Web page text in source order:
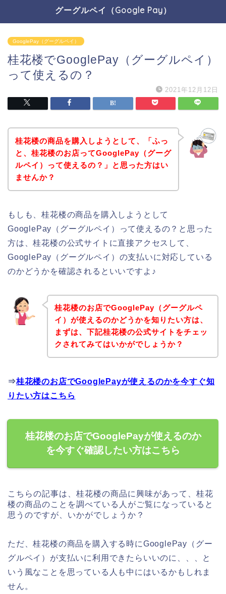
グーグルペイ（Google Pay）
GooglePay（グーグルペイ）
桂花楼でGooglePay（グーグルペイ）
って使えるの？
2021年12月12日
桂花楼の商品を購入しようとして、「ふっ
と、桂花楼のお店ってGooglePay（グーグ
ルペイ）って使えるの？」と思った方はい
ませんか？
もしも、桂花楼の商品を購入しようとして
GooglePay（グーグルペイ）って使えるの？と思った
方は、桂花楼の公式サイトに直接アクセスして、
GooglePay（グーグルペイ）の支払いに対応している
のかどうかを確認されるといいですよ♪
桂花楼のお店でGooglePay（グーグルペ
イ）が使えるのかどうかを知りたい方は、
まずは、下記桂花楼の公式サイトをチェッ
クされてみてはいかがでしょうか？
⇒桂花楼のお店でGooglePayが使えるのかを今すぐ知
りたい方はこちら
桂花楼のお店でGooglePayが使えるのか
を今すぐ確認したい方はこちら
こちらの記事は、桂花楼の商品に興味があって、桂花
楼の商品のことを調べている人がご覧になっていると
思うのですが、いかがでしょうか？
ただ、桂花楼の商品を購入する時にGooglePay（グー
グルペイ）が支払いに利用できたらいいのに、、、と
いう風なことを思っている人も中にはいるかもしれま
せん。